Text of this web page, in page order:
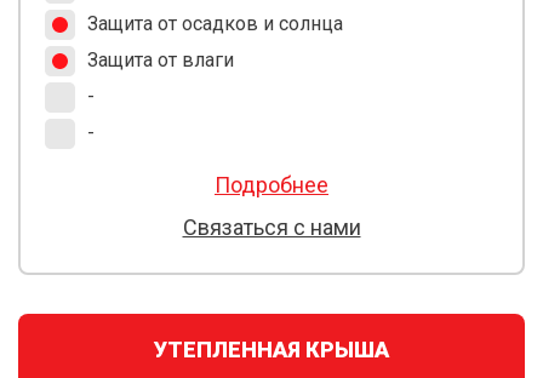
Защита от осадков и солнца
Защита от влаги
-
-
Подробнее
Связаться с нами
УТЕПЛЕННАЯ КРЫША